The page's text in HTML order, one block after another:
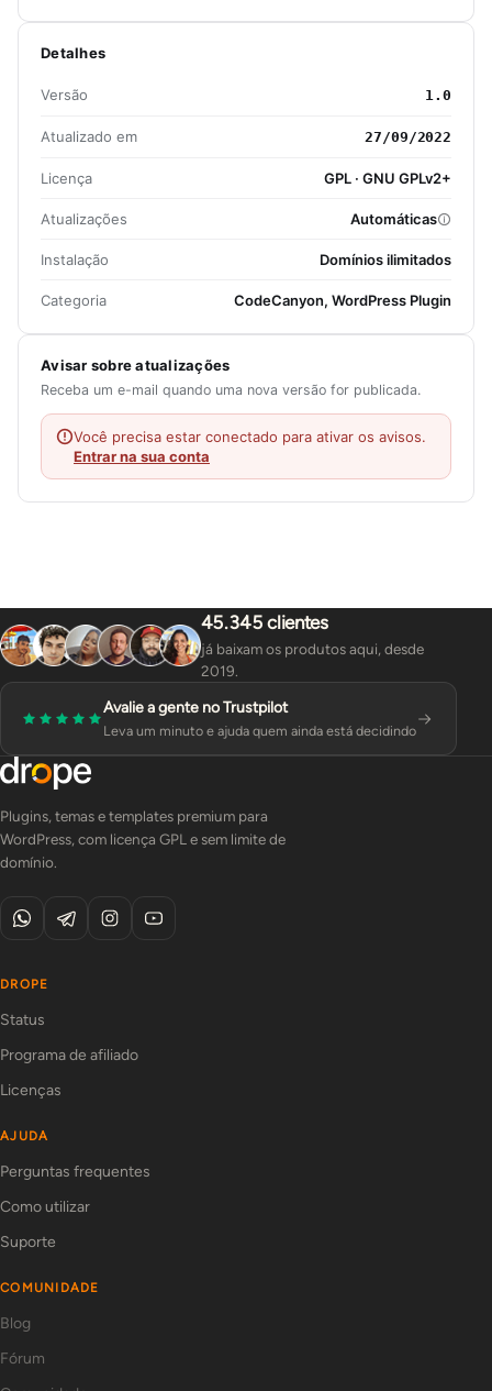
Detalhes
Versão 1.0
Atualizado em 27/09/2022
Licença GPL · GNU GPLv2+
Atualizações Automáticas
Instalação Domínios ilimitados
Categoria CodeCanyon, WordPress Plugin
Avisar sobre atualizações
Receba um e-mail quando uma nova versão for publicada.
Você precisa estar conectado para ativar os avisos.
Entrar na sua conta
45.345 clientes
já baixam os produtos aqui, desde
2019.
Avalie a gente no Trustpilot
Leva um minuto e ajuda quem ainda está decidindo
Plugins, temas e templates premium para
WordPress, com licença GPL e sem limite de
domínio.
DROPE
Status
Programa de afiliado
Licenças
AJUDA
Perguntas frequentes
Como utilizar
Suporte
COMUNIDADE
Blog
Fórum